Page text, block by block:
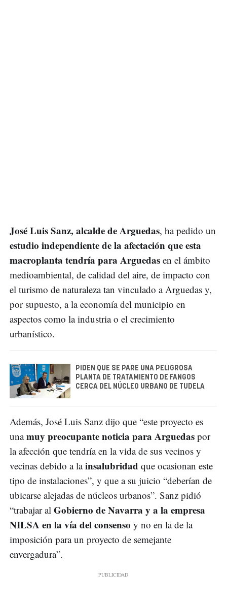
José Luis Sanz, alcalde de Arguedas, ha pedido un
estudio independiente de la afectación que esta
macroplanta tendría para Arguedas en el ámbito
medioambiental, de calidad del aire, de impacto con
el turismo de naturaleza tan vinculado a Arguedas y,
por supuesto, a la economía del municipio en
aspectos como la industria o el crecimiento
urbanístico.
PIDEN QUE SE PARE UNA PELIGROSA
PLANTA DE TRATAMIENTO DE FANGOS
CERCA DEL NÚCLEO URBANO DE TUDELA
Además, José Luis Sanz dijo que “este proyecto es
unamuy preocupante noticia para Arguedas por
la afección que tendría en la vida de sus vecinos y
vecinas debido a lainsalubridad que ocasionan este
tipo de instalaciones”, y que a su juicio “deberían de
ubicarse alejadas de núcleos urbanos”. Sanz pidió
“trabajar al Gobierno de Navarra y a la empresa
NILSA en la vía del consenso y no en la de la
imposición para un proyecto de semejante
envergadura”.